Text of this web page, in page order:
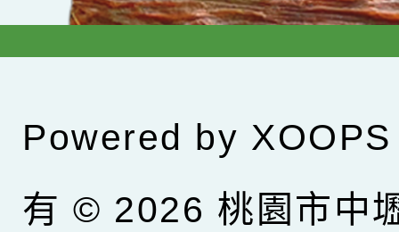
Powered by XOOPS
有 © 2026 桃園市中